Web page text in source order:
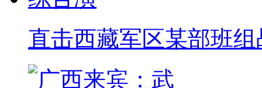
直击西藏军区某部班